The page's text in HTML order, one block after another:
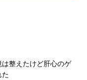
整えたけど肝心のゲ
た